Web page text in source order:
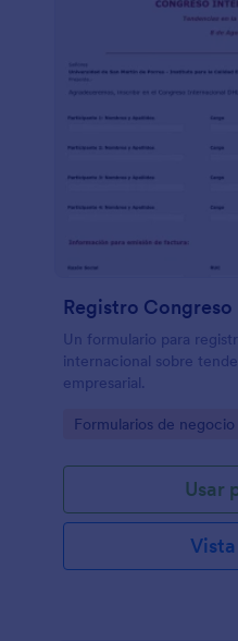
Registro
Un formulario para
internacional sobre
empresarial.
Go to Category:
Formularios de negocio
Usar